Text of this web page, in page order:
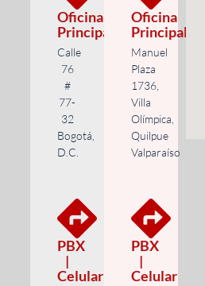
Oficina
Principal
Calle
76
#
77-
32
Bogotá,
D.C.
PBX
|
Celular
Oficina
Principal
Manuel
Plaza
1736,
Villa
Olímpica,
Quilpue
Valparaíso
PBX
|
Celular